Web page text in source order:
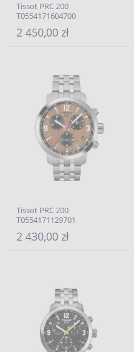
Tissot PRC 200
T0554171604700
2 450,00 zł
Tissot PRC 200
T0554171129701
2 430,00 zł